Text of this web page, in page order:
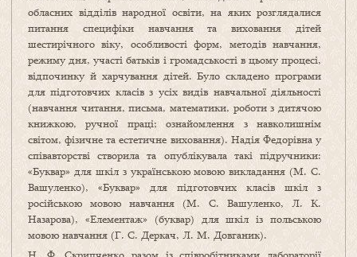
обласних відділів народної освіти, на яких розглядалися
питання специфіки навчання та виховання дітей
шестирічного віку, особливості форм, методів навчання,
режиму дня, участі батьків і громадськості в цьому процесі,
відпочинку й харчування дітей. Було складено програми
для підготовчих класів з усіх видів навчальної діяльності
(навчання читання, письма, математики, роботи з дитячою
книжкою, ручної праці; ознайомлення з навколишнім
світом, фізичне та естетичне виховання). Надія Федорівна у
співавторстві створила та опублікувала такі підручники:
«Буквар» для шкіл з українською мовою викладання (М. С.
Вашуленко), «Буквар» для підготовчих класів шкіл з
російською мовою навчання (М. С. Вашуленко, Л. К.
Назарова), «Елементаж» (буквар) для шкіл із польською
мовою навчання (Г. С. Деркач, Л. М. Довганик).